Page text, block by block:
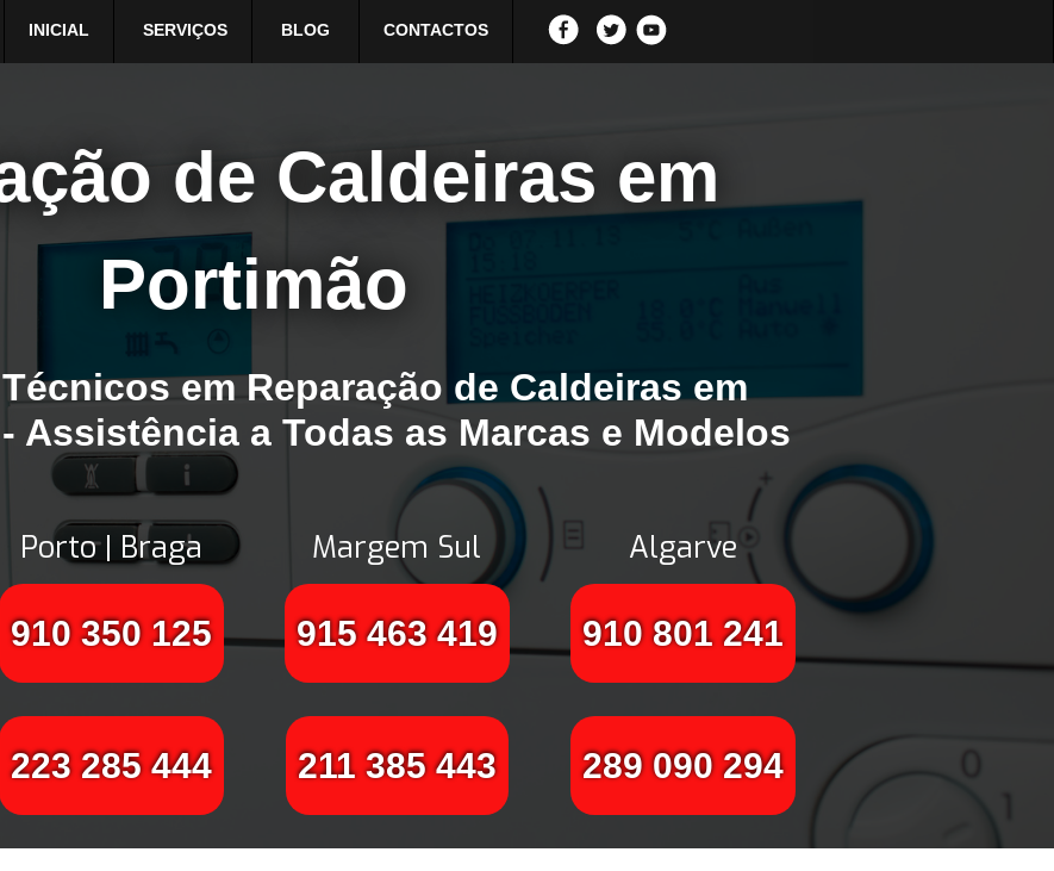
INICIAL SERVIÇOS BLOG CONTACTOS
de Caldeiras em
Portimão
em Reparação de Caldeiras em
Assistência a Todas as Marcas e Modelos
Porto | Braga
910 350 125
223 285 444
Margem Sul
915 463 419
211 385 443
Algarve
910 801 241
289 090 294